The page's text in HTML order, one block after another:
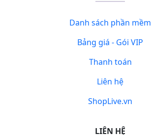
Danh sách phần mềm
Bảng giá - Gói VIP
Thanh toán
Liên hệ
ShopLive.vn
LIÊN HỆ